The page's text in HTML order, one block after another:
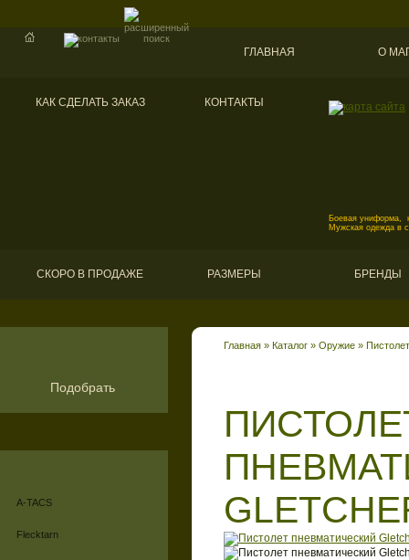
ГЛАВНАЯ О
КАК СДЕЛАТЬ ЗАКАЗ КОНТАКТЫ
Боевая униформа,
Мужская одежда в
СКОРО В ПРОДАЖЕ РАЗМЕРЫ БРЕНДЫ
Подобрать
A-TACS
Flecktarn
Главная » Каталог » Оружие »